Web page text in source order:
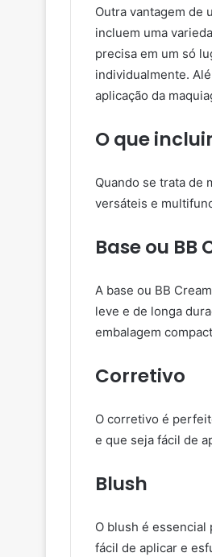
Outra vantagem de
incluem uma
precisa em um só
individualmente.
aplicação da
O que
Quando se trata de
versáteis e
Base ou BB
A base ou BB
leve e de longa
embalagem
Corretivo
O corretivo é
e que seja fácil de
Blush
O blush é essencial
fácil de aplicar e